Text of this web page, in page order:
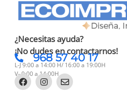
¿Necesitas ayuda?
¡No dudes en contactarnos!
968 57 40 17
L-J 9:00 a 14:00 H/ 16:00 a 19:00H
V- 9:00 a 14:00H